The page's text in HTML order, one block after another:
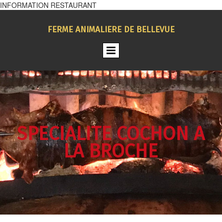
INFORMATION RESTAURANT
FERME ANIMALIERE DE BELLEVUE
SPECIALITE COCHON A
LA BROCHE